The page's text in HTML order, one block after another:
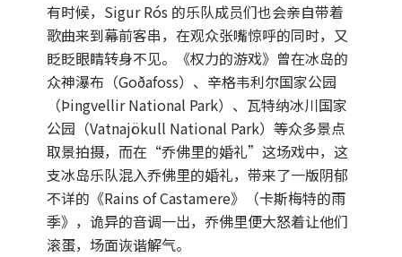
有时候，Sigur Rós 的乐队成员们也会亲自带着
歌曲来到幕前客串，在观众张嘴惊呼的同时，又
眨眨眼睛转身不见。《权力的游戏》曾在冰岛的
众神瀑布（Goðafoss）、辛格韦利尔国家公园
（Þingvellir National Park）、瓦特纳冰川国家
公园（Vatnajökull National Park）等众多景点
取景拍摄，而在“乔佛里的婚礼”这场戏中，这
支冰岛乐队混入乔佛里的婚礼，带来了一版阴郁
不详的《Rains of Castamere》（卡斯梅特的雨
季》，诡异的音调一出，乔佛里便大怒着让他们
滚蛋，场面诙谐解气。